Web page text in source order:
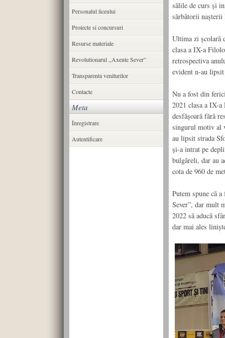
sălile de curs și
sărbătorii
Ultima zi școlară
clasa a IX-a
retrospectiva
evident n-au
Nu a fost din
2021 clasa a IX-
desfășoară fără
singurul motiv al
au lipsit strada
și-a intrat pe
bulgăreli, dar au
cota de 960 de
Putem spune că
Sever”, dar mult
2022 să aducă
dar mai ales
Personalul liceului
Proiecte si concursuri
Resurse materiale
Revolutionarul ,,Axente Sever”
Transparenta veniturilor
Contacte
Meta
Înregistrare
Autentificare